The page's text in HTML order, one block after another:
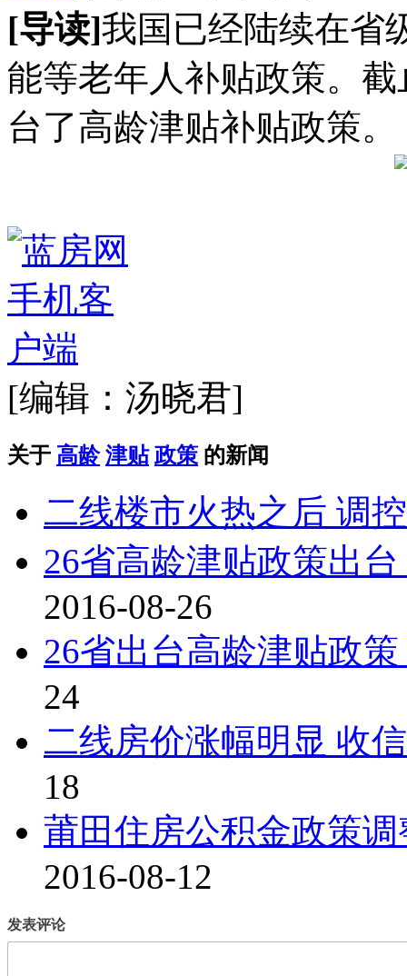
[导读]我国已经陆续在省
能等老年人补贴政策。
台了高龄津贴补贴政策。
[编辑：汤晓君]
关于 高龄 津贴 政策 的新闻
二线楼市火热之后 调
26省高龄津贴政策出
2016-08-26
26省出台高龄津贴政
24
二线房价涨幅明显 收
18
莆田住房公积金政策
2016-08-12
发表评论